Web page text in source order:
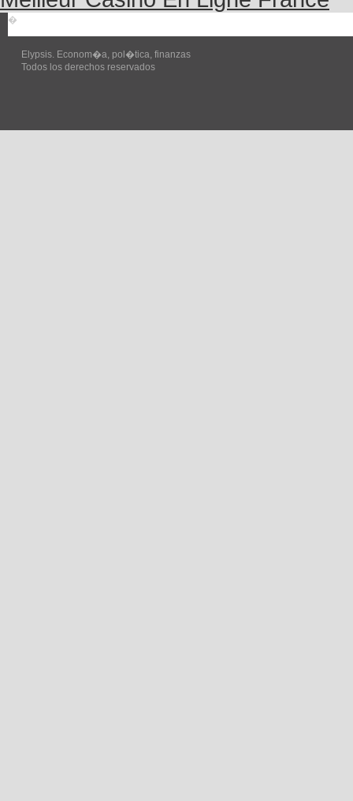
�
Elypsis. Econom�a, pol�tica, finanzas
Todos los derechos reservados